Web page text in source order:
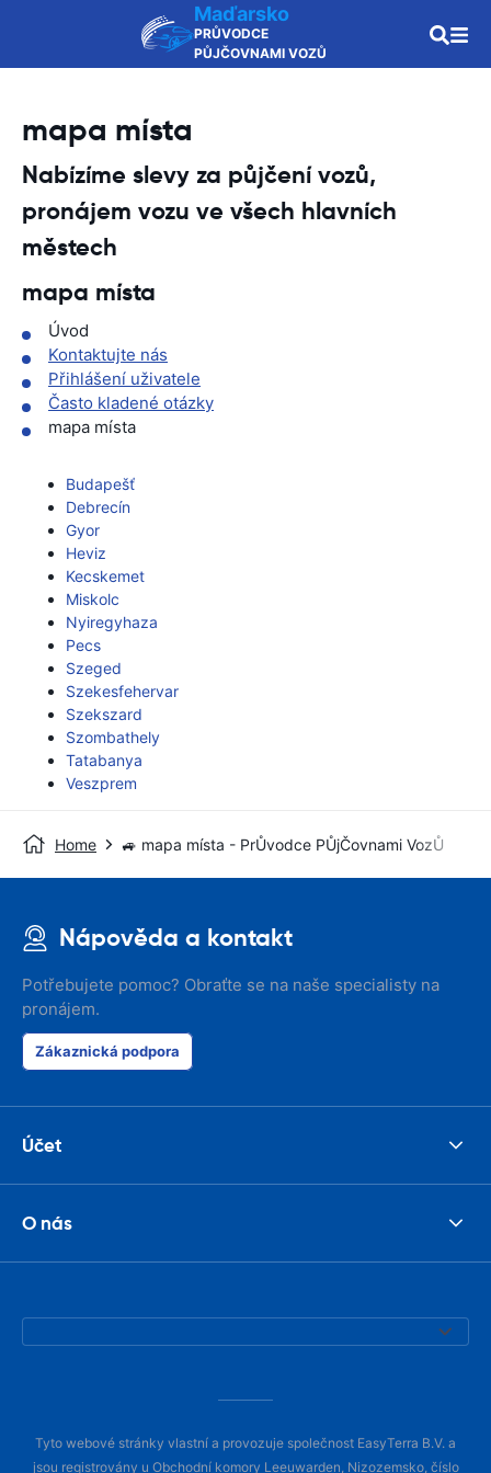
Maďarsko
PRŮVODCE
PŮJČOVNAMI VOZŮ
mapa místa
Nabízíme slevy za půjčení vozů,
pronájem vozu ve všech hlavních
městech
mapa místa
Úvod
Kontaktujte nás
Přihlášení uživatele
Často kladené otázky
mapa místa
Budapešť
Debrecín
Gyor
Heviz
Kecskemet
Miskolc
Nyiregyhaza
Pecs
Szeged
Szekesfehervar
Szekszard
Szombathely
Tatabanya
Veszprem
Home 🚙 mapa místa - PrŮvodce PŮjČovnami VozŮ
Nápověda a kontakt
Potřebujete pomoc? Obraťte se na naše specialisty na
pronájem.
Zákaznická podpora
Účet
O nás
Tyto webové stránky vlastní a provozuje společnost EasyTerra B.V. a
jsou registrovány u Obchodní komory Leeuwarden, Nizozemsko, číslo